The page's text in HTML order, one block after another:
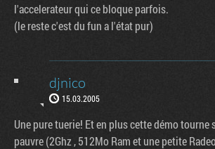
l'accelerateur qui ce bloque parfois.
(le reste c'est du fun a l'état pur)
djnico
15.03.2005
Une pure tuerie! Et en plus cette démo tourne
pauvre (2Ghz , 512Mo Ram et une petite